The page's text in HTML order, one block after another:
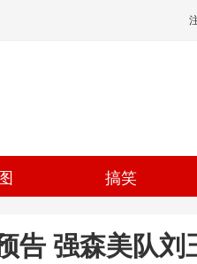
搞笑
告 强森美队刘